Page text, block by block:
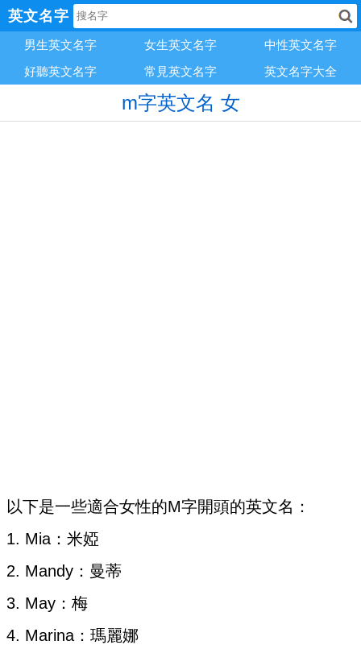
英文名字
男生英文名字 女生英文名字
中性英文名字
好聽英文名字
常見英文名字 英文名字大全
m字英文名 女
以下是一些適合女性的M字開頭的英文名：
1. Mia：米婭
2. Mandy：曼蒂
3. May：梅
4. Marina：瑪麗娜